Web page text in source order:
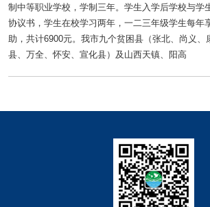
制中等职业学校，学制三年。学生入学后学校与学
协议书，学生在校学习两年，一二三年级学生每年
助，共计6900元。我市九个贫困县（张北、尚义、
县、万全、怀安、宣化县）及山西天镇、阳高